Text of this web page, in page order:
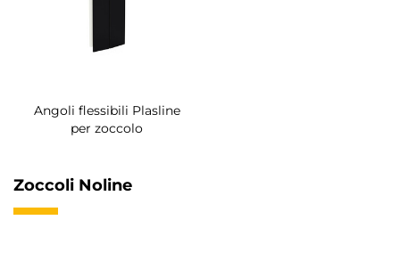
Angoli flessibili Plasline
per zoccolo
Zoccoli Noline